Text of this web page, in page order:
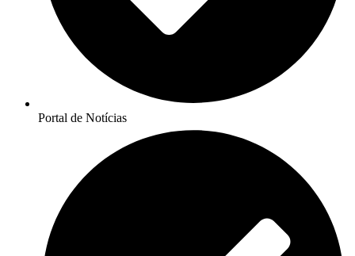
Portal de Notícias